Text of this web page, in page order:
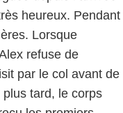
heureux. Pendant
Lorsque
refuse de
par le col avant de
tard, le corps